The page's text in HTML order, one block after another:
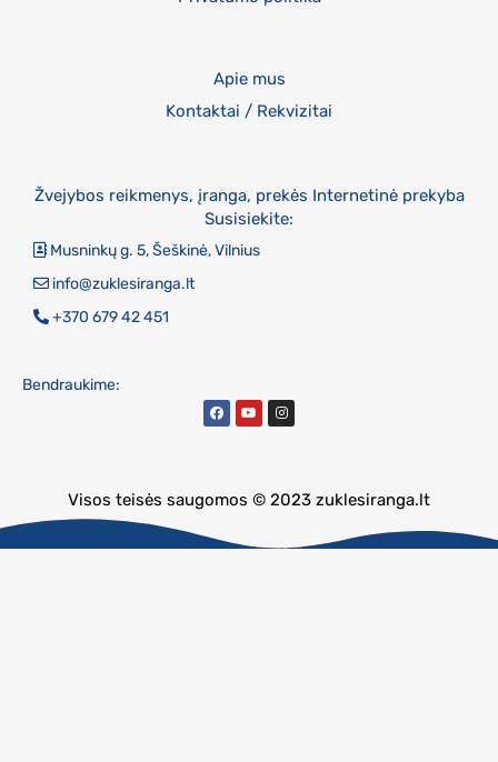
Apie mus
Kontaktai / Rekvizitai
Žvejybos reikmenys, įranga, prekės Internetinė prekyba
Susisiekite:
Musninkų g. 5, Šeškinė, Vilnius
info@zuklesiranga.lt
+370 679 42 451
Bendraukime:
Visos teisės saugomos © 2023 zuklesiranga.lt